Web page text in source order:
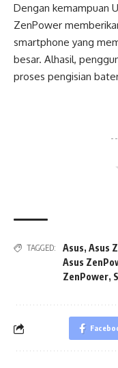
Dengan kemampuan
ZenPower
smartphone yang
besar. Alhasil,
proses pengisian
TAGGED: Asus, Asus
Asus
ZenPower,